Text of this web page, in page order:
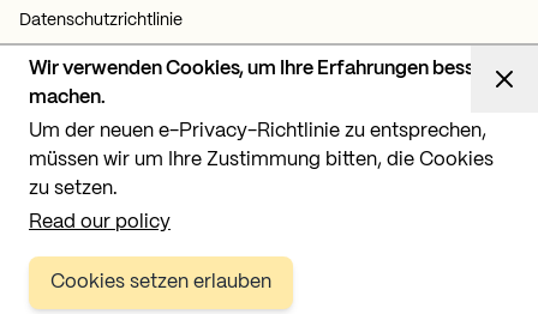
Wir verwenden Cookies, um Ihre Erfahrungen besser
machen.
Um der neuen e-Privacy-Richtlinie zu entsprechen,
müssen wir um Ihre Zustimmung bitten, die Cookies
zu setzen.
Read our policy
Cookies setzen erlauben
Datenschutzrichtlinie
Cookie-Richtlinie
NEWSLETTER
Abonnieren Sie sich und erfahren Sie alles über unsere
Neuigkeiten, Produkte und Lichtprojekte.
Abonnieren
Copyright © 2026 BPM Lighting, SL. Alle Rechte vorbehalten.